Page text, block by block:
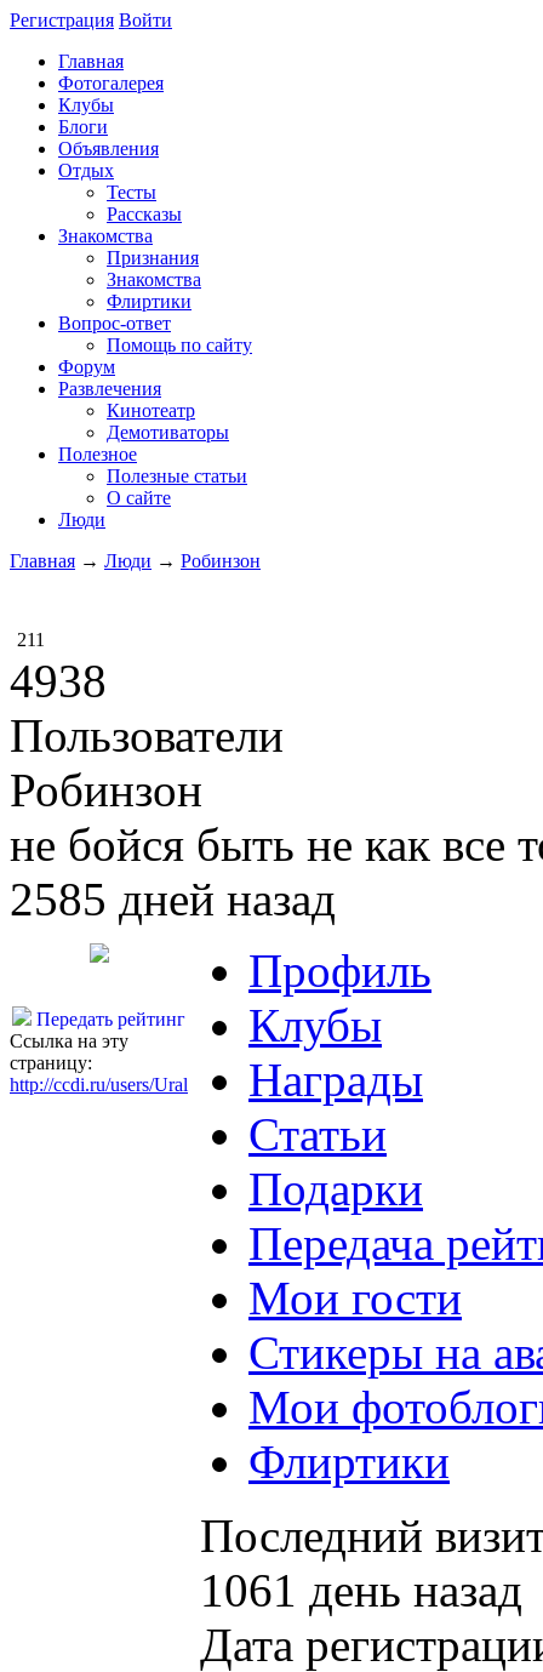
Регистрация Войти
Главная
Фотогалерея
Клубы
Блоги
Объявления
Отдых
Тесты
Рассказы
Знакомства
Признания
Знакомства
Флиртики
Вопрос-ответ
Помощь по сайту
Форум
Развлечения
Кинотеатр
Демотиваторы
Полезное
Полезные статьи
О сайте
Люди
Главная → Люди → Робинзон
211
4938
Пользователи
Робинзон
не бойся быть не как все
2585 дней назад
Передать рейтинг
Ссылка на эту
страницу:
http://ccdi.ru/users/Ural
Профиль
Клубы
Награды
Статьи
Подарки
Передача
Мои гости
Стикеры на
Мои
Флиртики
Последний
1061 день назад
Дата